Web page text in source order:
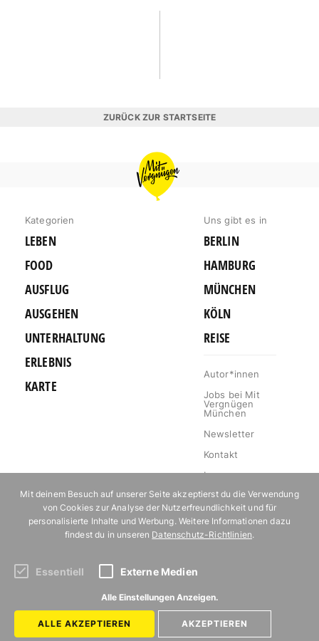
ZURÜCK ZUR STARTSEITE
MIT
VERGNÜGEN
MÜNCHEN
Kategorien
LEBEN
FOOD
AUSFLUG
AUSGEHEN
UNTERHALTUNG
ERLEBNIS
KARTE
Uns gibt es in
BERLIN
HAMBURG
MÜNCHEN
KÖLN
REISE
Autor*innen
Jobs bei Mit
Vergnügen
München
Newsletter
Kontakt
Impressum
Datenschutz
Mediakit
Events
Abonniere unseren Newsletter!
Mit deinem Besuch auf unserer Seite akzeptierst du die Verwendung
von Cookies zur Analyse der Nutzerfreundlichkeit und für
personalisierte Inhalte und Werbung. Weitere Informationen dazu
findest du in unseren Datenschutz-Richtlinien.
Essentiell Externe Medien
Alle Einstellungen Anzeigen.
ALLE AKZEPTIEREN AKZEPTIEREN